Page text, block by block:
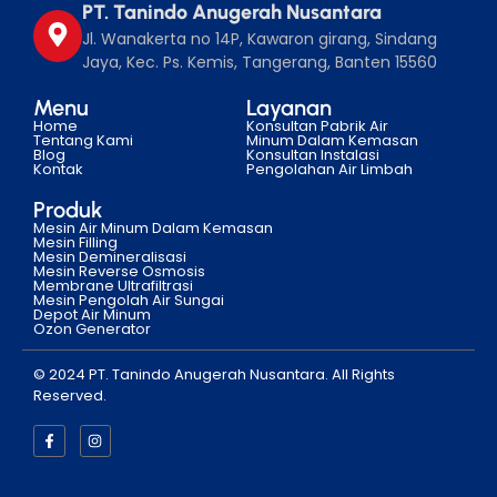
PT. Tanindo Anugerah Nusantara
Jl. Wanakerta no 14P, Kawaron girang, Sindang
Jaya, Kec. Ps. Kemis, Tangerang, Banten 15560
Menu
Home
Tentang Kami
Blog
Kontak
Layanan
Konsultan Pabrik Air
Minum Dalam Kemasan
Konsultan Instalasi
Pengolahan Air Limbah
Produk
Mesin Air Minum Dalam Kemasan
Mesin Filling
Mesin Demineralisasi
Mesin Reverse Osmosis
Membrane Ultrafiltrasi
Mesin Pengolah Air Sungai
Depot Air Minum
Ozon Generator
© 2024 PT. Tanindo Anugerah Nusantara. All Rights
Reserved.